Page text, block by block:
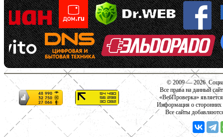
© 2009 — 2026.
Все права на данный
«ВебПроверка»
Информация о сторонних
Все сайты